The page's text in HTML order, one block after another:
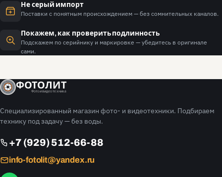
Не серый импорт
Поставки с понятным происхождением — без сомнительных каналов.
Покажем, как проверить подлинность
Подскажем по серийнику и маркировке — убедитесь в оригинале
сами.
ФОТОЛИТ
Фото и видео техника
Специализированный магазин фото- и видеотехники. Подбираем
технику под задачу — без воды.
+7 (929) 512-66-88
info-fotolit@yandex.ru